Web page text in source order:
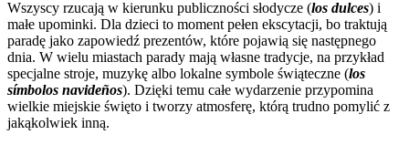
Wszyscy rzucają w kierunku publiczności słodycze (los dulces) i
małe upominki. Dla dzieci to moment pełen ekscytacji, bo traktują
paradę jako zapowiedź prezentów, które pojawią się następnego
dnia. W wielu miastach parady mają własne tradycje, na przykład
specjalne stroje, muzykę albo lokalne symbole świąteczne (los
símbolos navideños). Dzięki temu całe wydarzenie przypomina
wielkie miejskie święto i tworzy atmosferę, którą trudno pomylić z
jakąkolwiek inną.